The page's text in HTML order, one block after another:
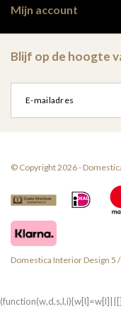
Mijn account
Blijf op de hoogte
© Copyright 2026 -
Domestica Interior Design 5 /